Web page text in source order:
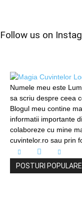
Follow us on
Numele meu este
sa scriu despre ceea
Blogul meu contine
informatii importante
colaboreze cu mine
cuvintelor.ro sau prin
POSTURI POPULARE